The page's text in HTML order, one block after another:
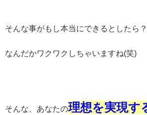
そんな事がもし本当にできるとしたら
なんだかワクワクしちゃいますね(笑)
そんな、あなたの理想を実現す